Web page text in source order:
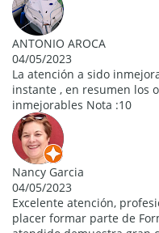
ANTONIO AROCA
04/05/2023
La atención a sido
instante , en resumen los
inmejorables Nota :10
Nancy Garcia
04/05/2023
Excelente atención,
placer formar parte de